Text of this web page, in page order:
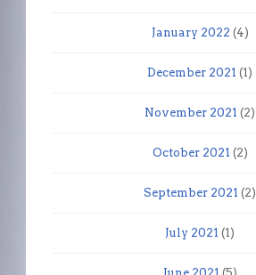
January 2022 (4)
December 2021 (1)
November 2021 (2)
October 2021 (2)
September 2021 (2)
July 2021 (1)